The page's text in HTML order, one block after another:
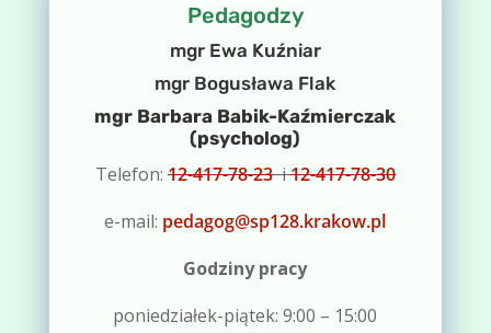
Pedagodzy
mgr Ewa Kuźniar
mgr Bogusława Flak
mgr Barbara Babik-Kaźmierczak
(psycholog)
Telefon: 12-417-78-23i12-417-78-30
e-mail: pedagog@sp128.krakow.pl
Godziny pracy
poniedziałek-piątek: 9:00 – 15:00